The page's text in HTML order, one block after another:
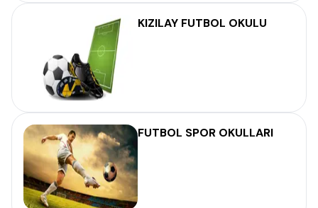
KIZILAY FUTBOL OKULU
FUTBOL SPOR OKULLARI